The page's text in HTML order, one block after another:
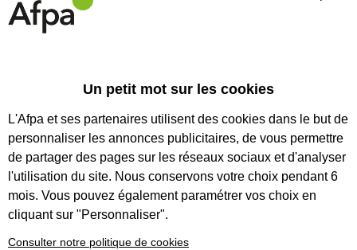
NOS SESSIONS EN
ALTERNANCE
Nos sessionsen
alternance
Vous voulez acquérir des
compétences professionnelles
Un petit mot sur les cookies
L'Afpa et ses partenaires utilisent des cookies dans le but de
personnaliser les annonces publicitaires, de vous permettre
de partager des pages sur les réseaux sociaux et d'analyser
l'utilisation du site. Nous conservons votre choix pendant 6
mois. Vous pouvez également paramétrer vos choix en
cliquant sur "Personnaliser".
Consulter notre politique de cookies